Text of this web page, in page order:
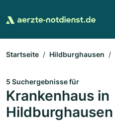
Startseite Hildburghausen
5 Suchergebnisse für
Krankenhaus in
Hildburghausen